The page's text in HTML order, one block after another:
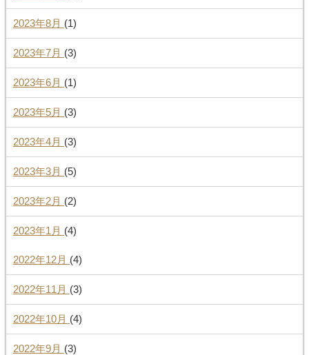
2023年8月 (1)
2023年7月 (3)
2023年6月 (1)
2023年5月 (3)
2023年4月 (3)
2023年3月 (5)
2023年2月 (2)
2023年1月 (4)
2022年12月 (4)
2022年11月 (3)
2022年10月 (4)
2022年9月 (3)